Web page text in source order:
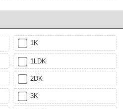
1K
1LDK
2DK
3K